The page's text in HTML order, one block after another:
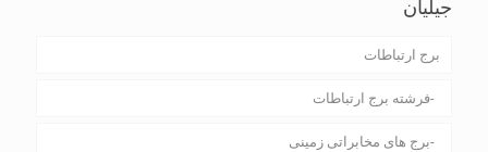
جیلیان
برج ارتباطات
فرشته برج ارتباطات
برج های مخابراتی زمینی